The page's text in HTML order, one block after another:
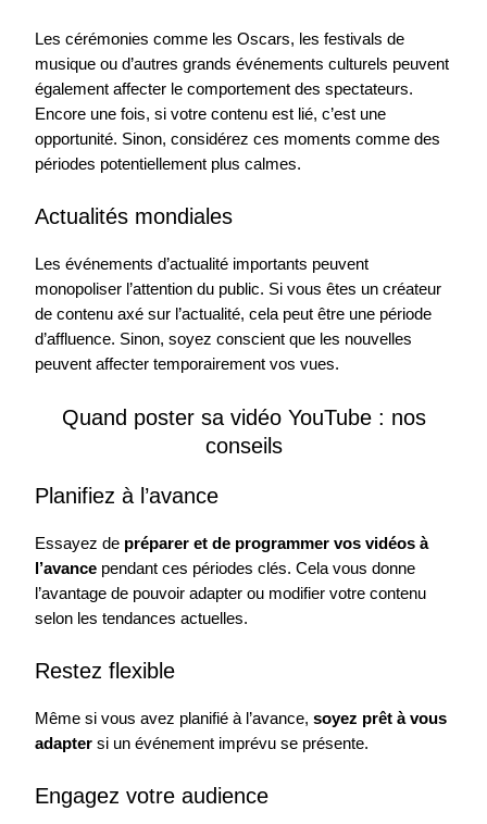
Les cérémonies comme les Oscars, les festivals de
musique ou d’autres grands événements culturels peuvent
également affecter le comportement des spectateurs.
Encore une fois, si votre contenu est lié, c’est une
opportunité. Sinon, considérez ces moments comme des
périodes potentiellement plus calmes.
Actualités mondiales
Les événements d’actualité importants peuvent
monopoliser l’attention du public. Si vous êtes un créateur
de contenu axé sur l’actualité, cela peut être une période
d’affluence. Sinon, soyez conscient que les nouvelles
peuvent affecter temporairement vos vues.
Quand poster sa vidéo YouTube : nos
conseils
Planifiez à l’avance
Essayez de préparer et de programmer vos vidéos à
l’avance pendant ces périodes clés. Cela vous donne
l’avantage de pouvoir adapter ou modifier votre contenu
selon les tendances actuelles.
Restez flexible
Même si vous avez planifié à l’avance,soyez prêt à vous
adapter si un événement imprévu se présente.
Engagez votre audience